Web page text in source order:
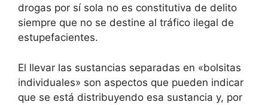
drogas por sí sola no es constitutiva de delito
siempre que no se destine al tráfico ilegal de
estupefacientes.
El llevar las sustancias separadas en «bolsitas
individuales» son aspectos que pueden indicar
que se está distribuyendo esa sustancia y, por